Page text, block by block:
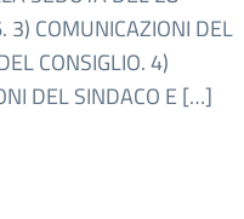
3) COMUNICAZIONI DEL
CONSIGLIO. 4)
DEL SINDACO E […]